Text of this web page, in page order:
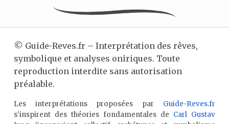
© Guide-Reves.fr – Interprétation des rêves,
symbolique et analyses oniriques. Toute
reproduction interdite sans autorisation
préalable.
Les interprétations proposées par Guide-Reves.fr
s'inspirent des théories fondamentales de Carl Gustav